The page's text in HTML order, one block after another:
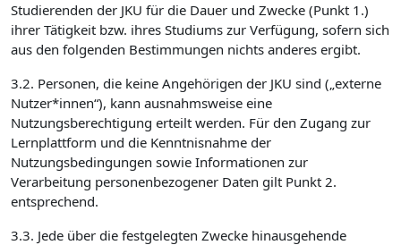
Studierenden der JKU für die Dauer und Zwecke (Punkt 1.)
ihrer Tätigkeit bzw. ihres Studiums zur Verfügung, sofern sich
aus den folgenden Bestimmungen nichts anderes ergibt.
3.2. Personen, die keine Angehörigen der JKU sind („externe
Nutzer*innen“), kann ausnahmsweise eine
Nutzungsberechtigung erteilt werden. Für den Zugang zur
Lernplattform und die Kenntnisnahme der
Nutzungsbedingungen sowie Informationen zur
Verarbeitung personenbezogener Daten gilt Punkt 2.
entsprechend.
3.3. Jede über die festgelegten Zwecke hinausgehende